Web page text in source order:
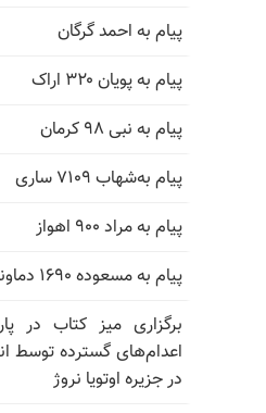
پیام به احمد گرگان
پیام به پویان ۳۲۰ اراک
پیام به نبی ۹۸ کرمان
پیام به‌شهاب ۷۱۰۹ ساری
پیام به مراد ۹۰۰ اهواز
پیام به مسعوده ۱۶۹۰ دماوند
برگزاری میز کتاب در
اعدام‌های گسترده توسط
در جزیره اوتویا نروژ